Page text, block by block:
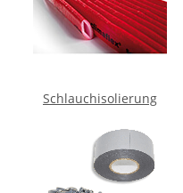
Schlauchisolierung